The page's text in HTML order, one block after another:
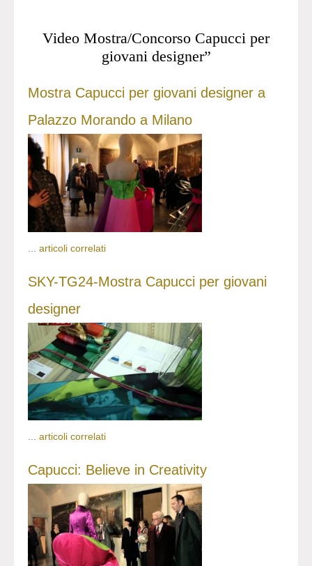
Video Mostra/Concorso Capucci per
giovani designer”
Mostra Capucci per giovani designer a
Palazzo Morando a Milano
articoli correlati
SKY-TG24-Mostra Capucci per giovani
designer
... articoli correlati
Capucci: Believe in Creativity